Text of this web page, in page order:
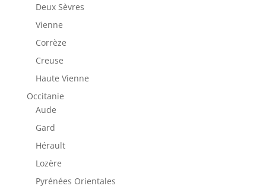
Deux Sèvres
Vienne
Corrèze
Creuse
Haute Vienne
Occitanie
Aude
Gard
Hérault
Lozère
Pyrénées Orientales